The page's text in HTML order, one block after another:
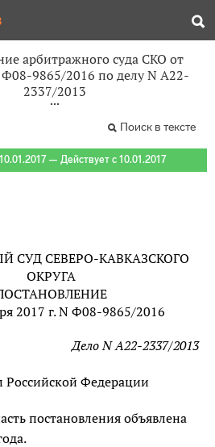
арбитражного суда СКО от
Ф08-9865/2016 по делу N А22-
2337/2013
Поиск в тексте
— Действует с 10.01.2017
СУД СЕВЕРО-КАВКАЗСКОГО
ОКРУГА
2017 г. N Ф08-9865/2016
Дело N А22-2337/2013
Федерации
постановления объявлена